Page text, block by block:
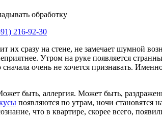
обработку
216-92-30
сразу на стене, не замечает шумной
Утром на руке появляется
очень не хочется признавать.
быть, аллергия. Может быть,
появляются по утрам, ночи становятся
что в квартире, скорее всего,